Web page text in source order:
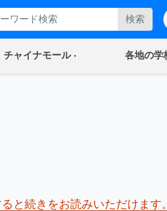
検索
チャイナモール(current) 各地の学
と続きをお読みいただけます。